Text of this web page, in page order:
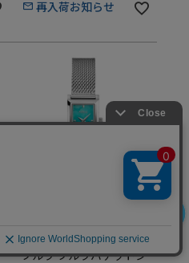
再入荷お知らせ
FURLA BAGUETTE SHAPE
フルラ フルラバゲットシ